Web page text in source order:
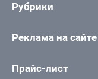
Рубрики
Реклама на сайте
Прайс-лист